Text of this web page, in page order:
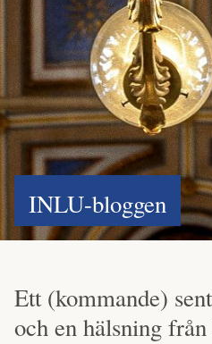
INLU-bloggen
Ett (kommande)
och en hälsning